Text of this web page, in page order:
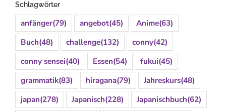
Schlagwörter
anfänger(79) angebot(45) Anime(63)
Buch(48) challenge(132) conny(42)
conny sensei(40) Essen(54) fukui(45)
grammatik(83) hiragana(79) Jahreskurs(48)
japan(278) Japanisch(228) Japanischbuch(62)